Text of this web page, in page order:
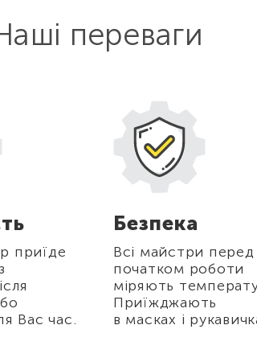
переваги
приїде
Вас час.
Безпека
Всі майстри перед
початком роботи
міряють
Приїжджають
в масках і